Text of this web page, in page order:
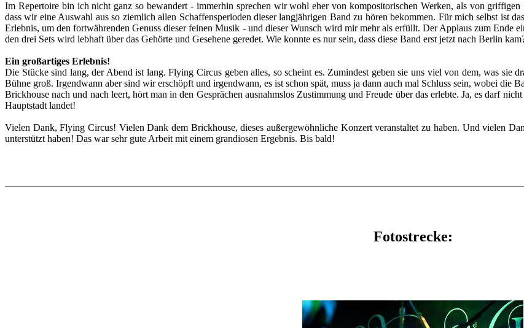
Im Repertoire bin ich nicht ganz so bewandert - immerhin sprechen wir wohl eher von kompositorischen Werken, als von
dass wir eine Auswahl aus so ziemlich allen Schaffensperioden dieser langjährigen Band zu hören bekommen. Für mich selbst ist
Erlebnis, um den fortwährenden Genuss dieser feinen Musik - und dieser Wunsch wird mir mehr als erfüllt. Der Applaus zum Ende
den drei Sets wird lebhaft über das Gehörte und Gesehene geredet. Wie konnte es nur sein, dass diese Band erst jetzt nach Berlin
Ein großartiges Erlebnis!
Die Stücke sind lang, der Abend ist lang. Flying Circus geben alles, so scheint es. Zumindest geben sie uns viel von dem, was
Bühne groß. Irgendwann aber sind wir erschöpft und irgendwann, es ist schon spät, muss ja dann auch mal Schluss sein, wobei die
Brickhouse nach und nach leert, hört man in den Gesprächen ausnahmslos Zustimmung und Freude über das erlebte. Ja, es darf
Hauptstadt landet!
Vielen Dank, Flying Circus! Vielen Dank dem Brickhouse, dieses außergewöhnliche Konzert veranstaltet zu haben. Und vielen
unterstützt haben! Das war sehr gute Arbeit mit einem grandiosen Ergebnis. Bis bald!
Fotostrecke: